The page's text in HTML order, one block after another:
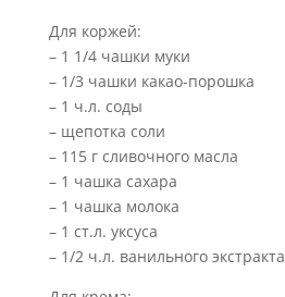
Для коржей:
– 1 1/4 чашки муки
– 1/3 чашки какао-порошка
– 1 ч.л. соды
– щепотка соли
– 115 г сливочного масла
– 1 чашка сахара
– 1 чашка молока
– 1 ст.л. уксуса
– 1/2 ч.л. ванильного экстракта